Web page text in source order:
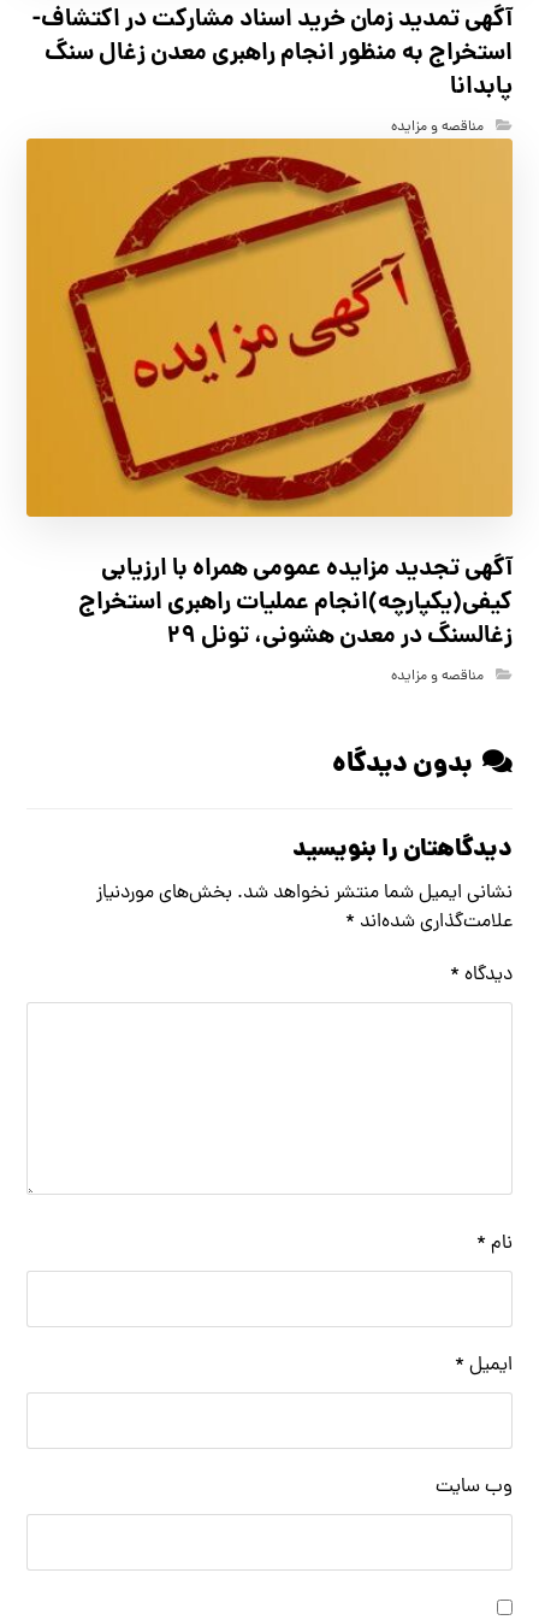
آگهي تمدید زمان خرید اسناد مشارکت در اکتشاف-
استخراج به منظور انجام راهبری معدن زغال سنگ
پابدانا
مناقصه و مزایده
آگهي تجدید مزايده عمومی همراه با ارزیابی
کیفی(یکپارچه)انجام عملیات راهبری استخراج
زغالسنگ در معدن هشونی، تونل ۲۹
مناقصه و مزایده
بدون دیدگاه
دیدگاهتان را بنویسید
نشانی ایمیل شما منتشر نخواهد شد. بخش‌های موردنیاز
علامت‌گذاری شده‌اند *
دیدگاه *
نام *
ایمیل *
وب‌ سایت